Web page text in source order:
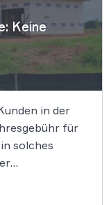
Keine
in der
für
solches
würden,